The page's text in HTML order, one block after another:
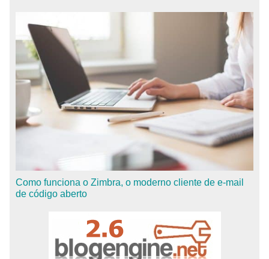
Como funciona o Zimbra, o moderno cliente de e-mail
de código aberto